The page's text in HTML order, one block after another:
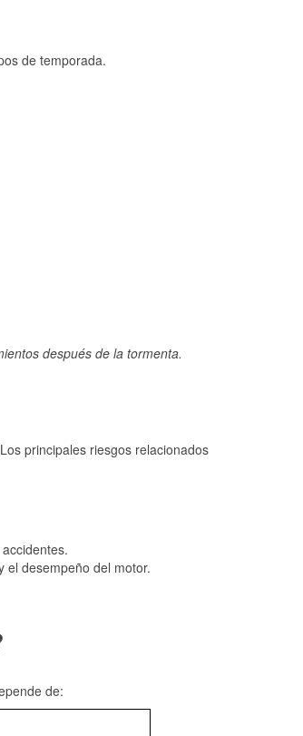
de temporada.
después de la tormenta.
principales riesgos relacionados
desempeño del motor.
de: